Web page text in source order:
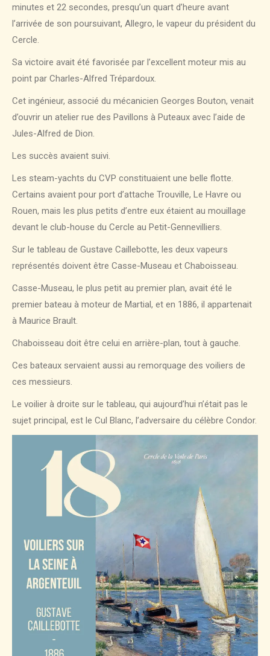
minutes et 22 secondes, presqu’un quart d’heure avant
l’arrivée de son poursuivant, Allegro, le vapeur du président du
Cercle.
Sa victoire avait été favorisée par l’excellent moteur mis au
point par Charles-Alfred Trépardoux.
Cet ingénieur, associé du mécanicien Georges Bouton, venait
d’ouvrir un atelier rue des Pavillons à Puteaux avec l’aide de
Jules-Alfred de Dion.
Les succès avaient suivi.
Les steam-yachts du CVP constituaient une belle flotte.
Certains avaient pour port d’attache Trouville, Le Havre ou
Rouen, mais les plus petits d’entre eux étaient au mouillage
devant le club-house du Cercle au Petit-Gennevilliers.
Sur le tableau de Gustave Caillebotte, les deux vapeurs
représentés doivent être Casse-Museau et Chaboisseau.
Casse-Museau, le plus petit au premier plan, avait été le
premier bateau à moteur de Martial, et en 1886, il appartenait
à Maurice Brault.
Chaboisseau doit être celui en arrière-plan, tout à gauche.
Ces bateaux servaient aussi au remorquage des voiliers de
ces messieurs.
Le voilier à droite sur le tableau, qui aujourd’hui n’était pas le
sujet principal, est le Cul Blanc, l’adversaire du célèbre Condor.